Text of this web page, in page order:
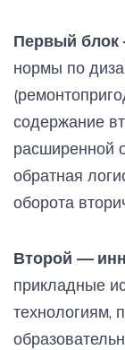
Первый блок
нормы по
содержание
расширенной
обратная
оборота
Второй —
прикладные
технологиям,